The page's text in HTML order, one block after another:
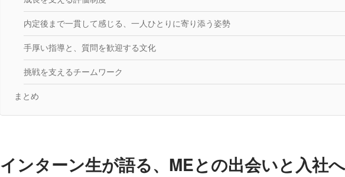
内定後まで一貫して感じる、一人ひとりに寄り添う姿勢
手厚い指導と、質問を歓迎する文化
挑戦を支えるチームワーク
まとめ
インターン生が語る、MEとの出会いと入社